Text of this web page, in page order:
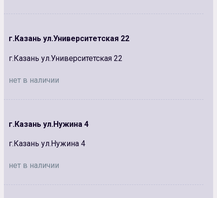
г.Казань ул.Университетская 22
г.Казань ул.Университетская 22
нет в наличии
г.Казань ул.Нужина 4
г.Казань ул.Нужина 4
нет в наличии